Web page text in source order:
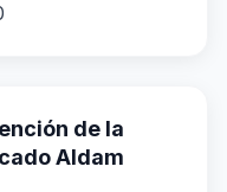
de la
Aldam